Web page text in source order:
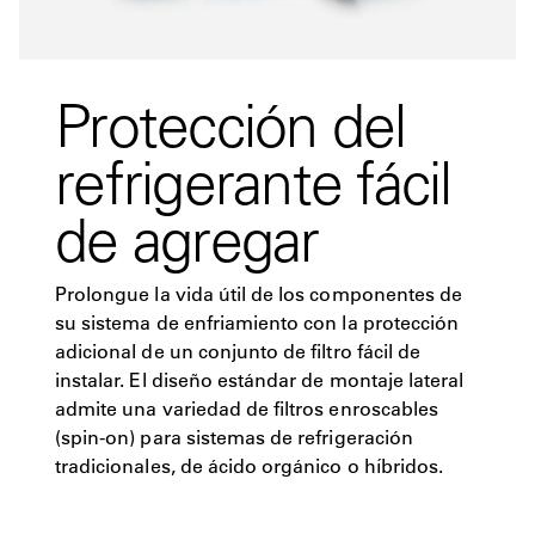
Protección del
refrigerante fácil
de agregar
Prolongue la vida útil de los componentes de
su sistema de enfriamiento con la protección
adicional de un conjunto de filtro fácil de
instalar. El diseño estándar de montaje lateral
admite una variedad de filtros enroscables
(spin-on) para sistemas de refrigeración
tradicionales, de ácido orgánico o híbridos.